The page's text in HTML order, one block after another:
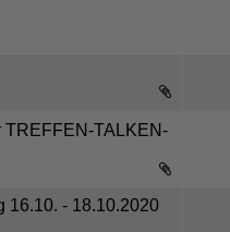
TREFFEN-TALKEN-
16.10. - 18.10.2020